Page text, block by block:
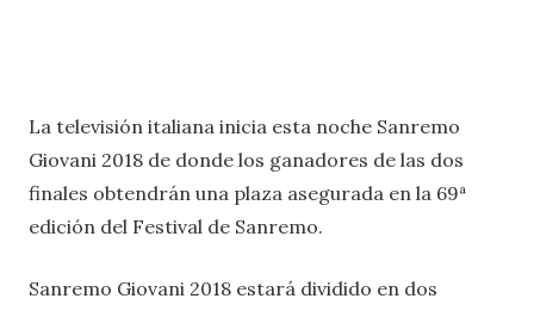
La televisión italiana inicia esta noche Sanremo
Giovani 2018 de donde los ganadores de las dos
finales obtendrán una plaza asegurada en la 69ª
edición del Festival de Sanremo.
Sanremo Giovani 2018 estará dividido en dos